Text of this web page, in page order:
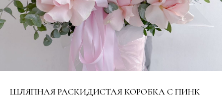
ШЛЯПНАЯ РАСКИДИСТАЯ КОРОБКА С ПИНК